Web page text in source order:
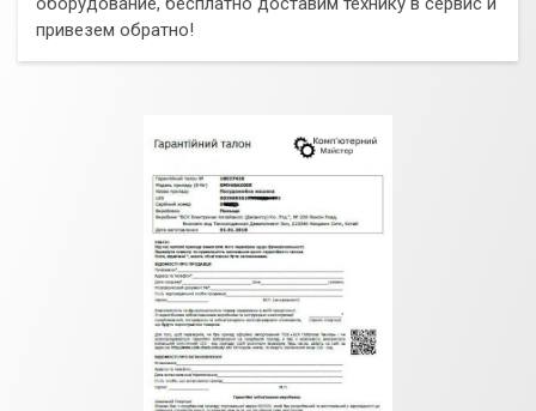
привезем обратно!